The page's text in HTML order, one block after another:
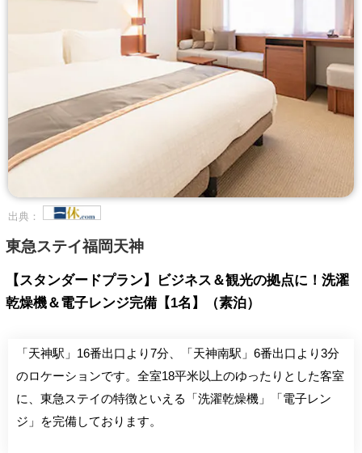
出典：
東急ステイ福岡天神
【スタンダードプラン】ビジネス＆観光の拠点に！洗濯
乾燥機＆電子レンジ完備【1名】（素泊）
「天神駅」16番出口より7分、「天神南駅」6番出口より3分
のロケーションです。全室18平米以上のゆったりとした客室
に、東急ステイの特徴といえる「洗濯乾燥機」「電子レン
ジ」を完備しております。